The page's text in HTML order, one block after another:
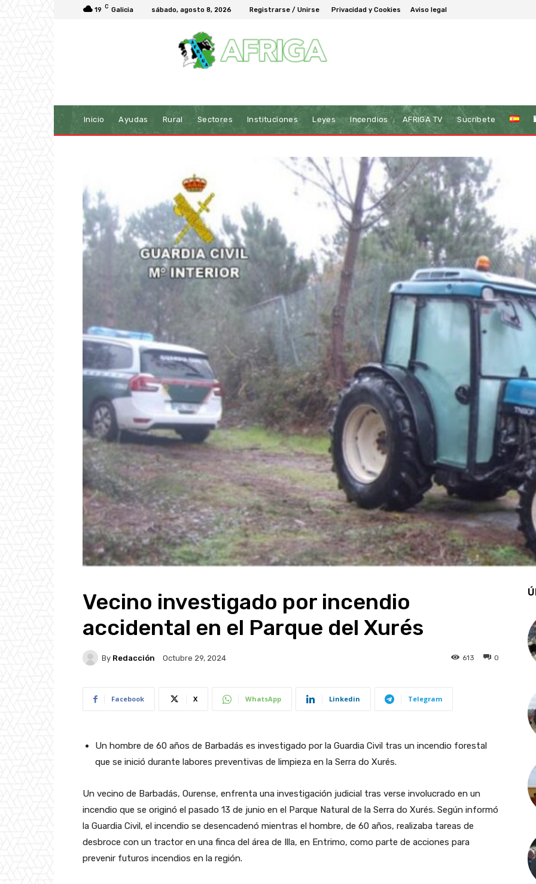
19 C Galicia sábado, agosto 8, 2026 Registrarse / Unirse Privacidad y Cookies Aviso legal
Inicio Ayudas Rural Sectores Instituciones Leyes Incendios AFRIGA TV Sucríbete
Vecino investigado por incendio
accidental en el Parque del Xurés
By Redacción Octubre 29, 2024 0
613
Facebook X WhatsApp Linkedin Telegram
Un hombre de 60 años de Barbadás es investigado por la Guardia Civil tras un incendio forestal
que se inició durante labores preventivas de limpieza en la Serra do Xurés.
Un vecino de Barbadás, Ourense, enfrenta una investigación judicial tras verse involucrado en un
incendio que se originó el pasado 13 de junio en el Parque Natural de la Serra do Xurés. Según informó
la Guardia Civil, el incendio se desencadenó mientras el hombre, de 60 años, realizaba tareas de
desbroce con un tractor en una finca del área de Illa, en Entrimo, como parte de acciones para
prevenir futuros incendios en la región.